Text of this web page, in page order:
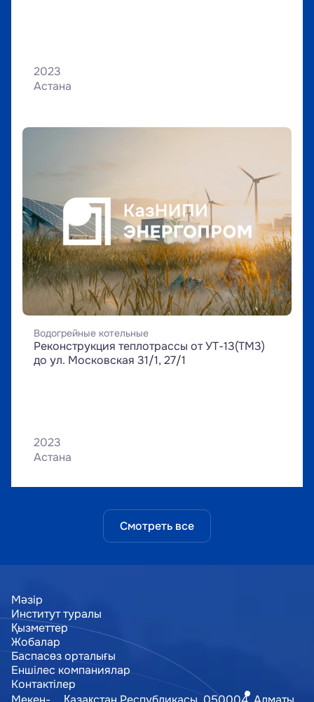
Смотреть все
2023
Астана
Водогрейные котельные
Реконструкция теплотрассы от УТ-13(ТМ3)
до ул. Московская 31/1, 27/1
2023
Астана
Мәзір
Институт туралы
Институт туралы
Қызметтер
Қызметтер
Жобалар
Жобалар
Баспасөз орталығы
Баспасөз орталығы
Еншілес компаниялар
Еншілес компаниялар
Контактілер